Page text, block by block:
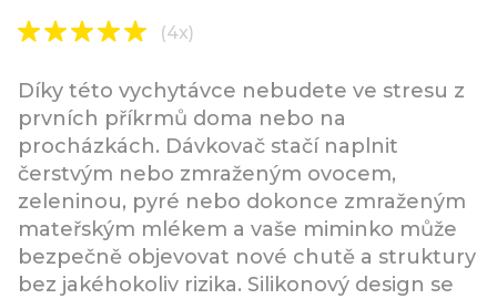
(4x)
Díky této vychytávce nebudete ve stresu z
prvních příkrmů doma nebo na
procházkách. Dávkovač stačí naplnit
čerstvým nebo zmraženým ovocem,
zeleninou, pyré nebo dokonce zmraženým
mateřským mlékem a vaše miminko může
bezpečně objevovat nové chutě a struktury
bez jakéhokoliv rizika. Silikonový design se